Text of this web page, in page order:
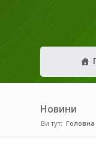
Новини
Ви тут: Головна